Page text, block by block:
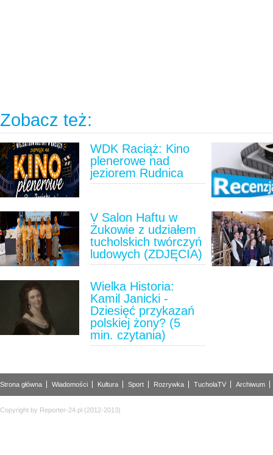
Zobacz też:
WDK Raciąż: Kino
plenerowe nad
jeziorem Rudnica
V Salon Haftu w
Żukowie z udziałem
tucholskich twórczyń
ludowych (ZDJĘCIA)
Wielka Historia:
Kamil Janicki -
Dziesięć przykazań
polskiej żony? (5
min. czytania)
Strona główna Wiadomości Kultura Sport Rozrywka TucholaTV Archiwum
Copyright by Reporter-24.pl (2012-2013)